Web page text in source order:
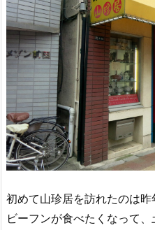
初めて山珍居を訪れたのは
ビーフンが食べたくなって